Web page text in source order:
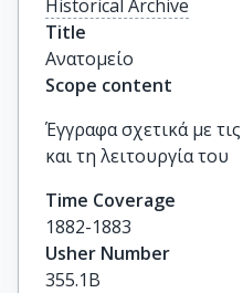
Historical Archive
Title
Ανατομείο
Scope content
Έγγραφα σχετικά με
και τη λειτουργία του
Time Coverage
1882-1883
Usher Number
355.1Β